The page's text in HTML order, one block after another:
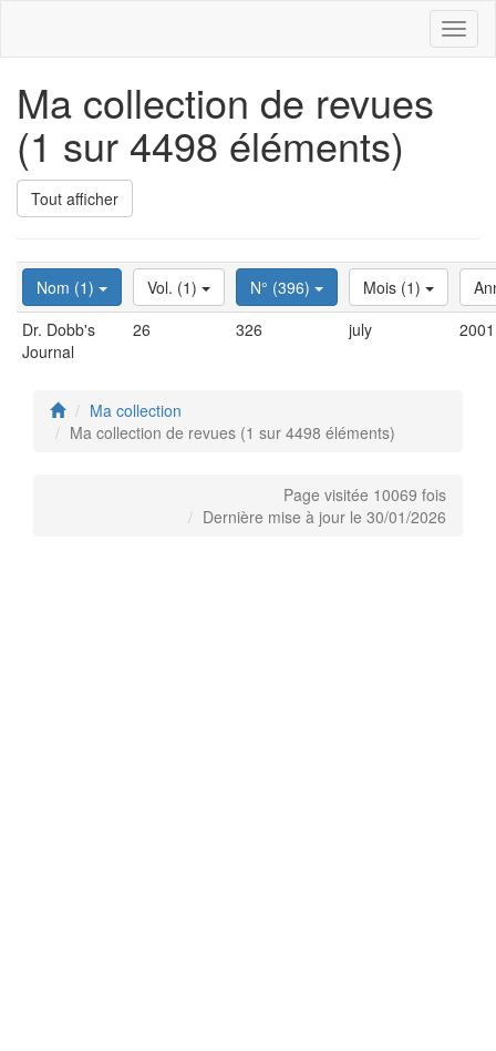
Ma collection de revues
(1 sur 4498 éléments)
Tout afficher
Nom (1) Vol. (1) N° (396) Mois (1)
Dr. Dobb's
Journal
26 326 july 2001
Ma collection
Ma collection de revues (1 sur 4498 éléments)
Page visitée 10069 fois
Dernière mise à jour le 30/01/2026